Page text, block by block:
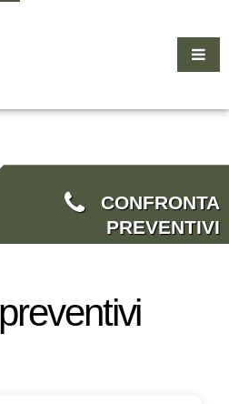
CONFRONTA
PREVENTIVI